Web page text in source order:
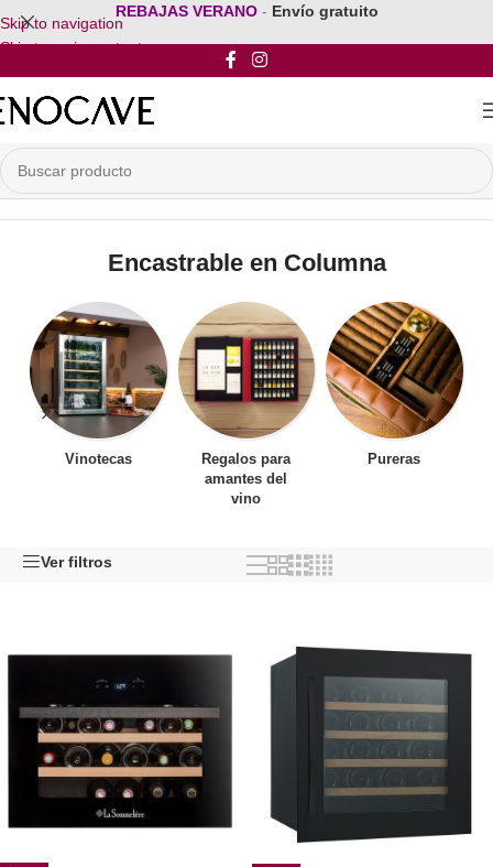
Skip to navigation
Skip to main content
REBAJAS VERANO - Envío gratuito
Inicio/Vinoteca Encastrable/Encastrable en Columna
Encastrable en Columna
Vinotecas
Regalos para
amantes del
vino
Pureras
Ver filtros